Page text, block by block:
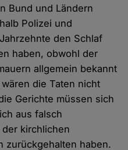
Bund und Ländern
Polizei und
den Schlaf
haben, obwohl der
allgemein bekannt
die Taten nicht
Gerichte müssen sich
aus falsch
kirchlichen
zurückgehalten haben.